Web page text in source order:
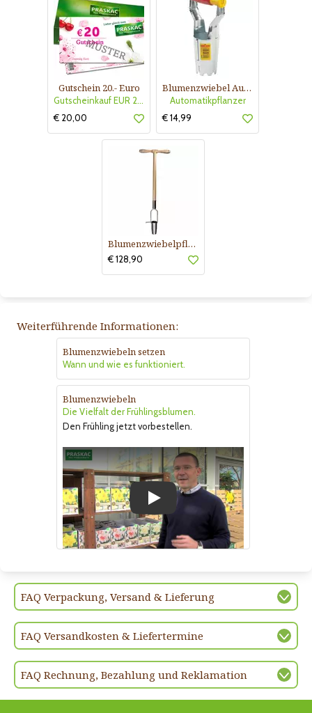
Gutschein 20.- Euro
Gutscheinkauf EUR 20.-
€ 20,00
Blumenzwiebel Automatikpflanzer
Automatikpflanzer
€ 14,99
Blumenzwiebelpflanzer
€ 128,90
Weiterführende Informationen:
Blumenzwiebeln setzen
Wann und wie es funktioniert.
Blumenzwiebeln
Die Vielfalt der Frühlingsblumen.
Den Frühling jetzt vorbestellen.
FAQ Verpackung, Versand & Lieferung
FAQ Versandkosten & Liefertermine
FAQ Rechnung, Bezahlung und Reklamation